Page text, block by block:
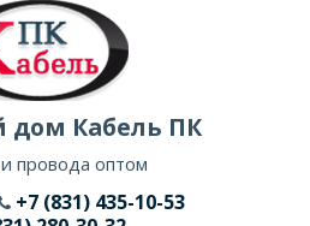
дом Кабель ПК
провода оптом
+7 (831) 435-10-53